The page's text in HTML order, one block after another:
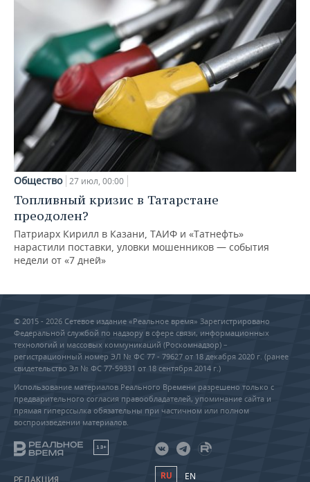
Общество 27 июл, 00:00
Топливный кризис в Татарстане
преодолен?
Патриарх Кирилл в Казани, ТАИФ и «Татнефть»
нарастили поставки, уловки мошенников — события
недели от «7 дней»
© 2015 - 2026 Сетевое издание «Реальное время» Зарегистрировано
Федеральной службой по надзору в сфере связи, информационных
технологий и массовых коммуникаций (Роскомнадзор) –
регистрационный номер ЭЛ № ФС 77 - 79627 от 18 декабря 2020 г. (ранее
свидетельство Эл № ФС 77-59331 от 18 сентября 2014 г.)
Использование материалов Реального Времени разрешено только с
предварительного согласия правообладателей, упоминание сайта и
прямая гиперссылка обязательны при частичном или полном
воспроизведении материалов.
18+
РЕДАКЦИЯ RU EN